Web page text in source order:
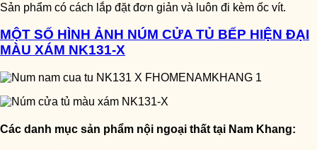
Sản phẩm có cách lắp đặt đơn giản và luôn đi kèm ốc vít.
MỘT SỐ HÌNH ẢNH NÚM CỬA TỦ BẾP HIỆN ĐẠI
MÀU XÁM NK131-X
Các danh mục sản phẩm nội ngoại thất tại Nam Khang: